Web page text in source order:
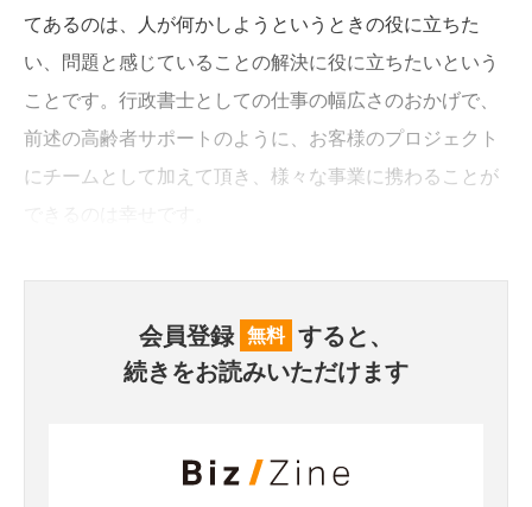
てあるのは、人が何かしようというときの役に立ちた
い、問題と感じていることの解決に役に立ちたいという
ことです。行政書士としての仕事の幅広さのおかげで、
前述の高齢者サポートのように、お客様のプロジェクト
にチームとして加えて頂き、様々な事業に携わることが
会員登録 無料 すると、
続きをお読みいただけます